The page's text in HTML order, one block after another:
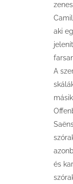
aki
A
és